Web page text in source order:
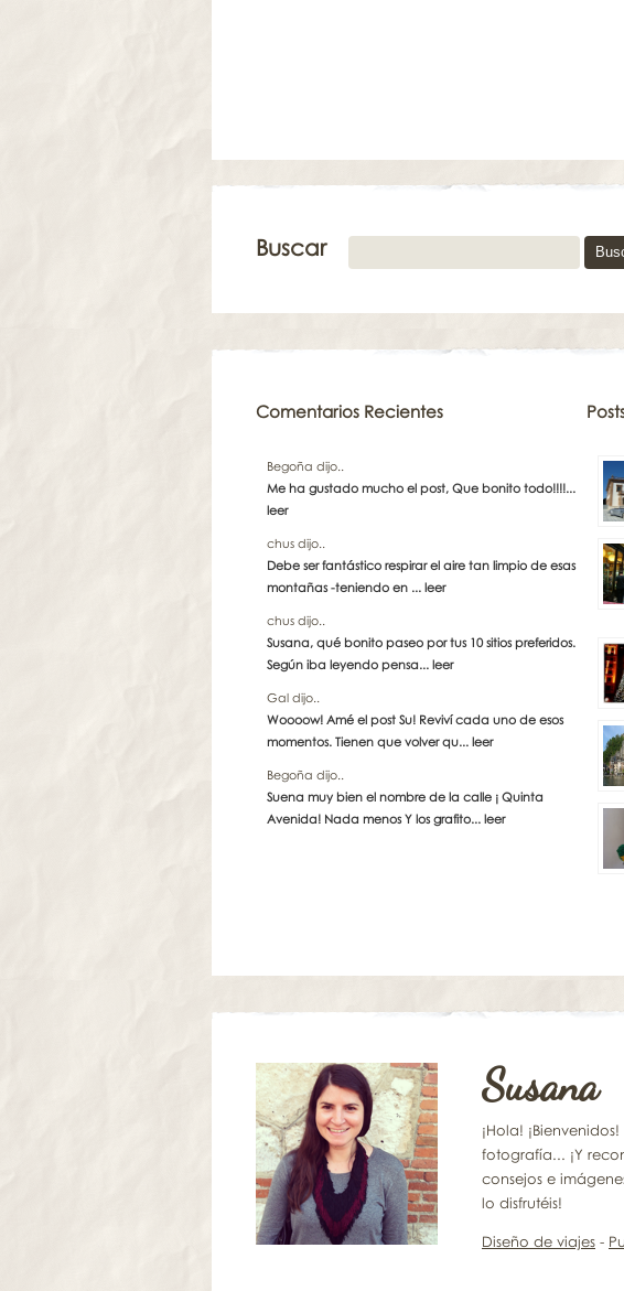
Buscar
Comentarios Recientes
Begoña dijo..
Me ha gustado mucho el post, Que bonito todo!!!!...
leer
chus dijo..
Debe ser fantástico respirar el aire tan limpio de esas
montañas -teniendo en ... leer
chus dijo..
Susana, qué bonito paseo por tus 10 sitios preferidos.
Según iba leyendo pensa... leer
Gal dijo..
Woooow! Amé el post Su! Reviví cada uno de esos
momentos. Tienen que volver qu... leer
Begoña dijo..
Suena muy bien el nombre de la calle ¡ Quinta
Avenida! Nada menos Y los grafito... leer
Susana
¡Hola!
fotografía... ¡Y
consejos e
lo disfrutéis!
Diseño de viajes -